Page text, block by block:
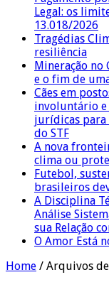
Legal: os
13.018/2026
Tragédias
resiliência
Mineração no
e o fim de
Cães em
involuntário
jurídicas para
do STF
A nova
clima ou
Futebol,
brasileiros
A Disciplina
Análise
sua Relação
O Amor Está
Home / Arquivos